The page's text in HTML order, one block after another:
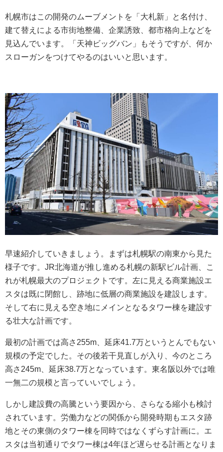
札幌市はこの開発のムーブメントを「大札新」と名付け、
建て替えによる市街地整備、企業誘致、都市格向上などを
見込んでいます。「天神ビッグバン」もそうですが、何か
スローガンをつけてやるのはいいと思います。
早速紹介していきましょう。まずは札幌駅の南東から見た
様子です。JR北海道が推し進める札幌の新駅ビル計画、こ
れが札幌最大のプロジェクトです。左に見える商業施設エ
スタは既に閉館し、跡地に低層の商業施設を建設します。
そして右に見える空き地にメインとなるタワー棟を建設す
る壮大な計画です。
最初の計画では高さ255m、延床41.7万というとんでもない
規模の予定でした。その後若干見直しが入り、今のところ
高さ245m、延床38.7万となっています。東名阪以外では唯
一無二の規模と言っていいでしょう。
しかし建設費の高騰という要因から、さらなる縮小も検討
されています。労働力などの関係から開発時期もエスタ跡
地とその東側のタワー棟を同時ではなくずらす計画に。エ
スタは当初通りでタワー棟は4年ほど遅らせる計画となりま